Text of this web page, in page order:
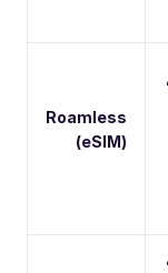
Roamless
(eSIM)